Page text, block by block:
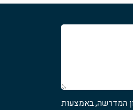
המדרשה, באמצעות